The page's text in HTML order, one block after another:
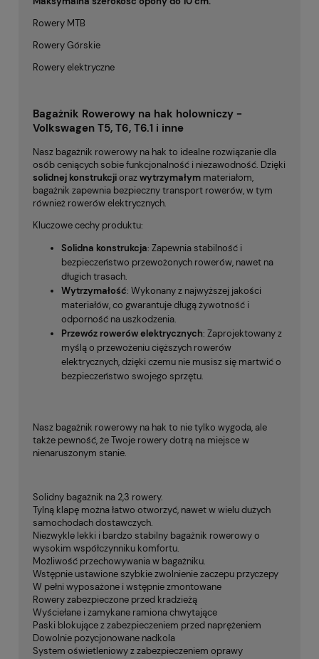
Rowery MTB
Rowery Górskie
Rowery elektryczne
Bagażnik Rowerowy na hak holowniczy -
Volkswagen T5, T6, T6.1 i inne
Nasz bagażnik rowerowy na hak to idealne rozwiązanie dla
osób ceniących sobie funkcjonalność i niezawodność. Dzięki
solidnej konstrukcjiorazwytrzymałym materiałom,
bagażnik zapewnia bezpieczny transport rowerów, w tym
również rowerów elektrycznych.
Kluczowe cechy produktu:
Solidna konstrukcja: Zapewnia stabilność i
bezpieczeństwo przewożonych rowerów, nawet na
długich trasach.
Wytrzymałość: Wykonany z najwyższej jakości
materiałów, co gwarantuje długą żywotność i
odporność na uszkodzenia.
Przewóz rowerów elektrycznych: Zaprojektowany z
myślą o przewożeniu cięższych rowerów
elektrycznych, dzięki czemu nie musisz się martwić o
bezpieczeństwo swojego sprzętu.
Nasz bagażnik rowerowy na hak to nie tylko wygoda, ale
także pewność, że Twoje rowery dotrą na miejsce w
nienaruszonym stanie.
Solidny bagażnik na 2,3 rowery.
Tylną klapę można łatwo otworzyć, nawet w wielu dużych
samochodach dostawczych.
Niezwykle lekki i bardzo stabilny bagażnik rowerowy o
wysokim współczynniku komfortu.
Możliwość przechowywania w bagażniku.
Wstępnie ustawione szybkie zwolnienie zaczepu przyczepy
W pełni wyposażone i wstępnie zmontowane
Rowery zabezpieczone przed kradzieżą
Wyściełane i zamykane ramiona chwytające
Paski blokujące z zabezpieczeniem przed naprężeniem
Dowolnie pozycjonowane nadkola
System oświetleniowy z zabezpieczeniem oprawy